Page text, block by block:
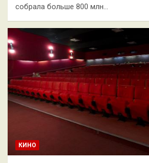
собрала больше 800 млн…
КИНО